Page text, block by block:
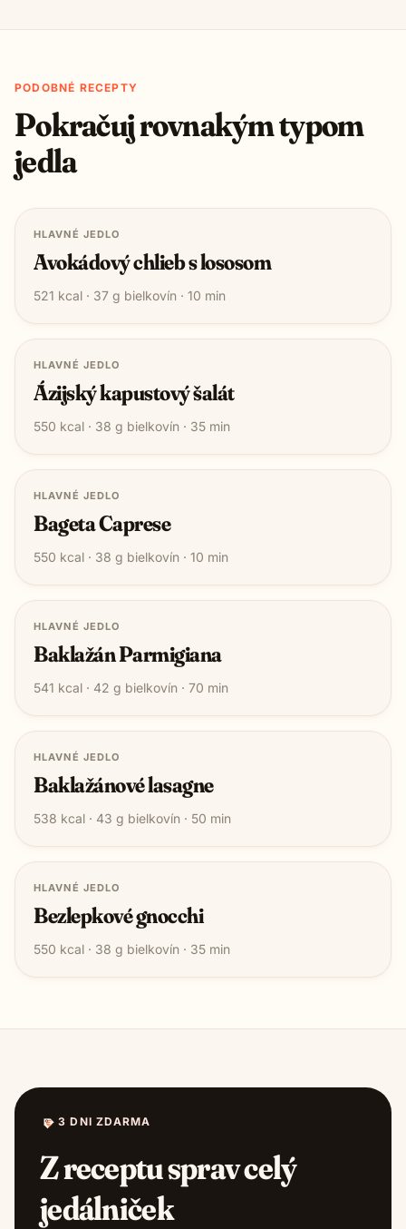
PODOBNÉ RECEPTY
Pokračuj rovnakým typom
jedla
HLAVNÉ JEDLO
Avokádový chlieb s lososom
521 kcal · 37 g bielkovín · 10 min
HLAVNÉ JEDLO
Ázijský kapustový šalát
550 kcal · 38 g bielkovín · 35 min
HLAVNÉ JEDLO
Bageta Caprese
550 kcal · 38 g bielkovín · 10 min
HLAVNÉ JEDLO
Baklažán Parmigiana
541 kcal · 42 g bielkovín · 70 min
HLAVNÉ JEDLO
Baklažánové lasagne
538 kcal · 43 g bielkovín · 50 min
HLAVNÉ JEDLO
Bezlepkové gnocchi
550 kcal · 38 g bielkovín · 35 min
3 DNI ZDARMA
Z receptu sprav celý
jedálniček